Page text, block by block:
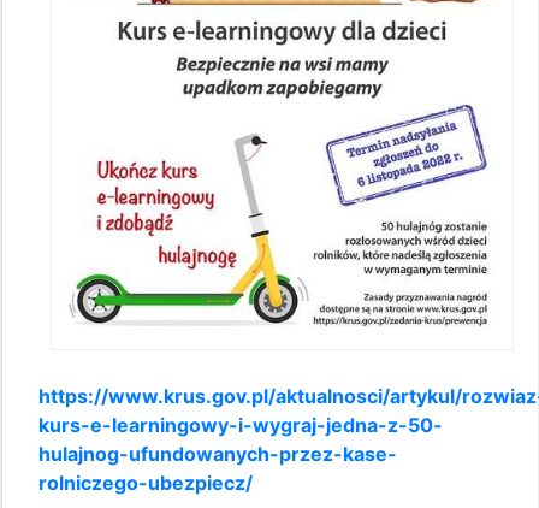
https://www.krus.gov.pl/aktualnosci/artykul/
kurs-e-learningowy-i-wygraj-jedna-z-50-
hulajnog-ufundowanych-przez-kase-
rolniczego-ubezpiecz/